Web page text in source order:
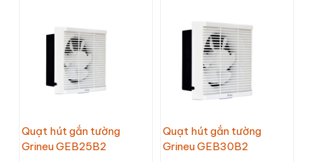
Quạt hút gắn tường
Grineu GEB25B2
Quạt hút gắn tường
Grineu GEB30B2